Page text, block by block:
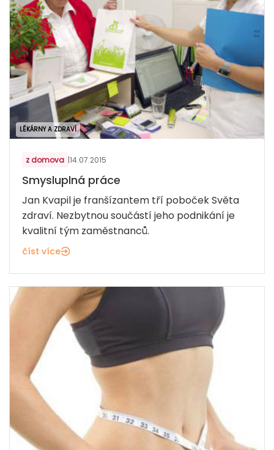
LÉKÁRNY A ZDRAVÍ
z domova |14.07.2015
Smysluplná práce
Jan Kvapil je franšízantem tří poboček Světa
zdraví. Nezbytnou součástí jeho podnikání je
kvalitní tým zaměstnanců.
číst více